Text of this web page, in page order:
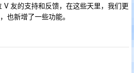
V 友的支持和反馈，在这些天里，我们更
也新增了一些功能。